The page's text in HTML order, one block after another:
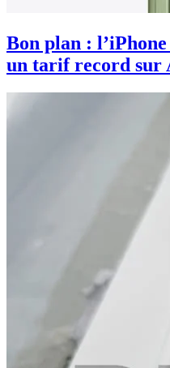
Bon plan : l’iPhone
un tarif record sur